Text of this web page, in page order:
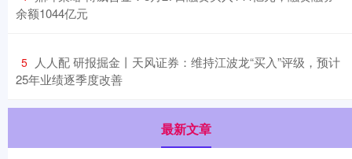
余额1044亿元
5 ​人人配 研报掘金丨天风证券：维持江波龙“买入”评级，预计
25年业绩逐季度改善
最新文章